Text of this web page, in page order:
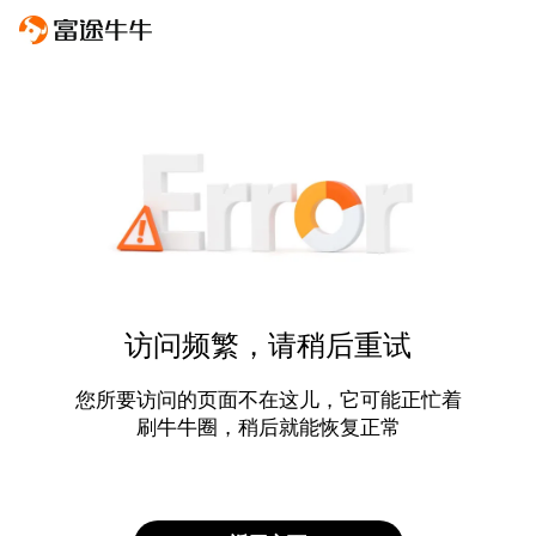
访问频繁，请稍后重试
您所要访问的页面不在这儿，它可能正忙着
刷牛牛圈，稍后就能恢复正常